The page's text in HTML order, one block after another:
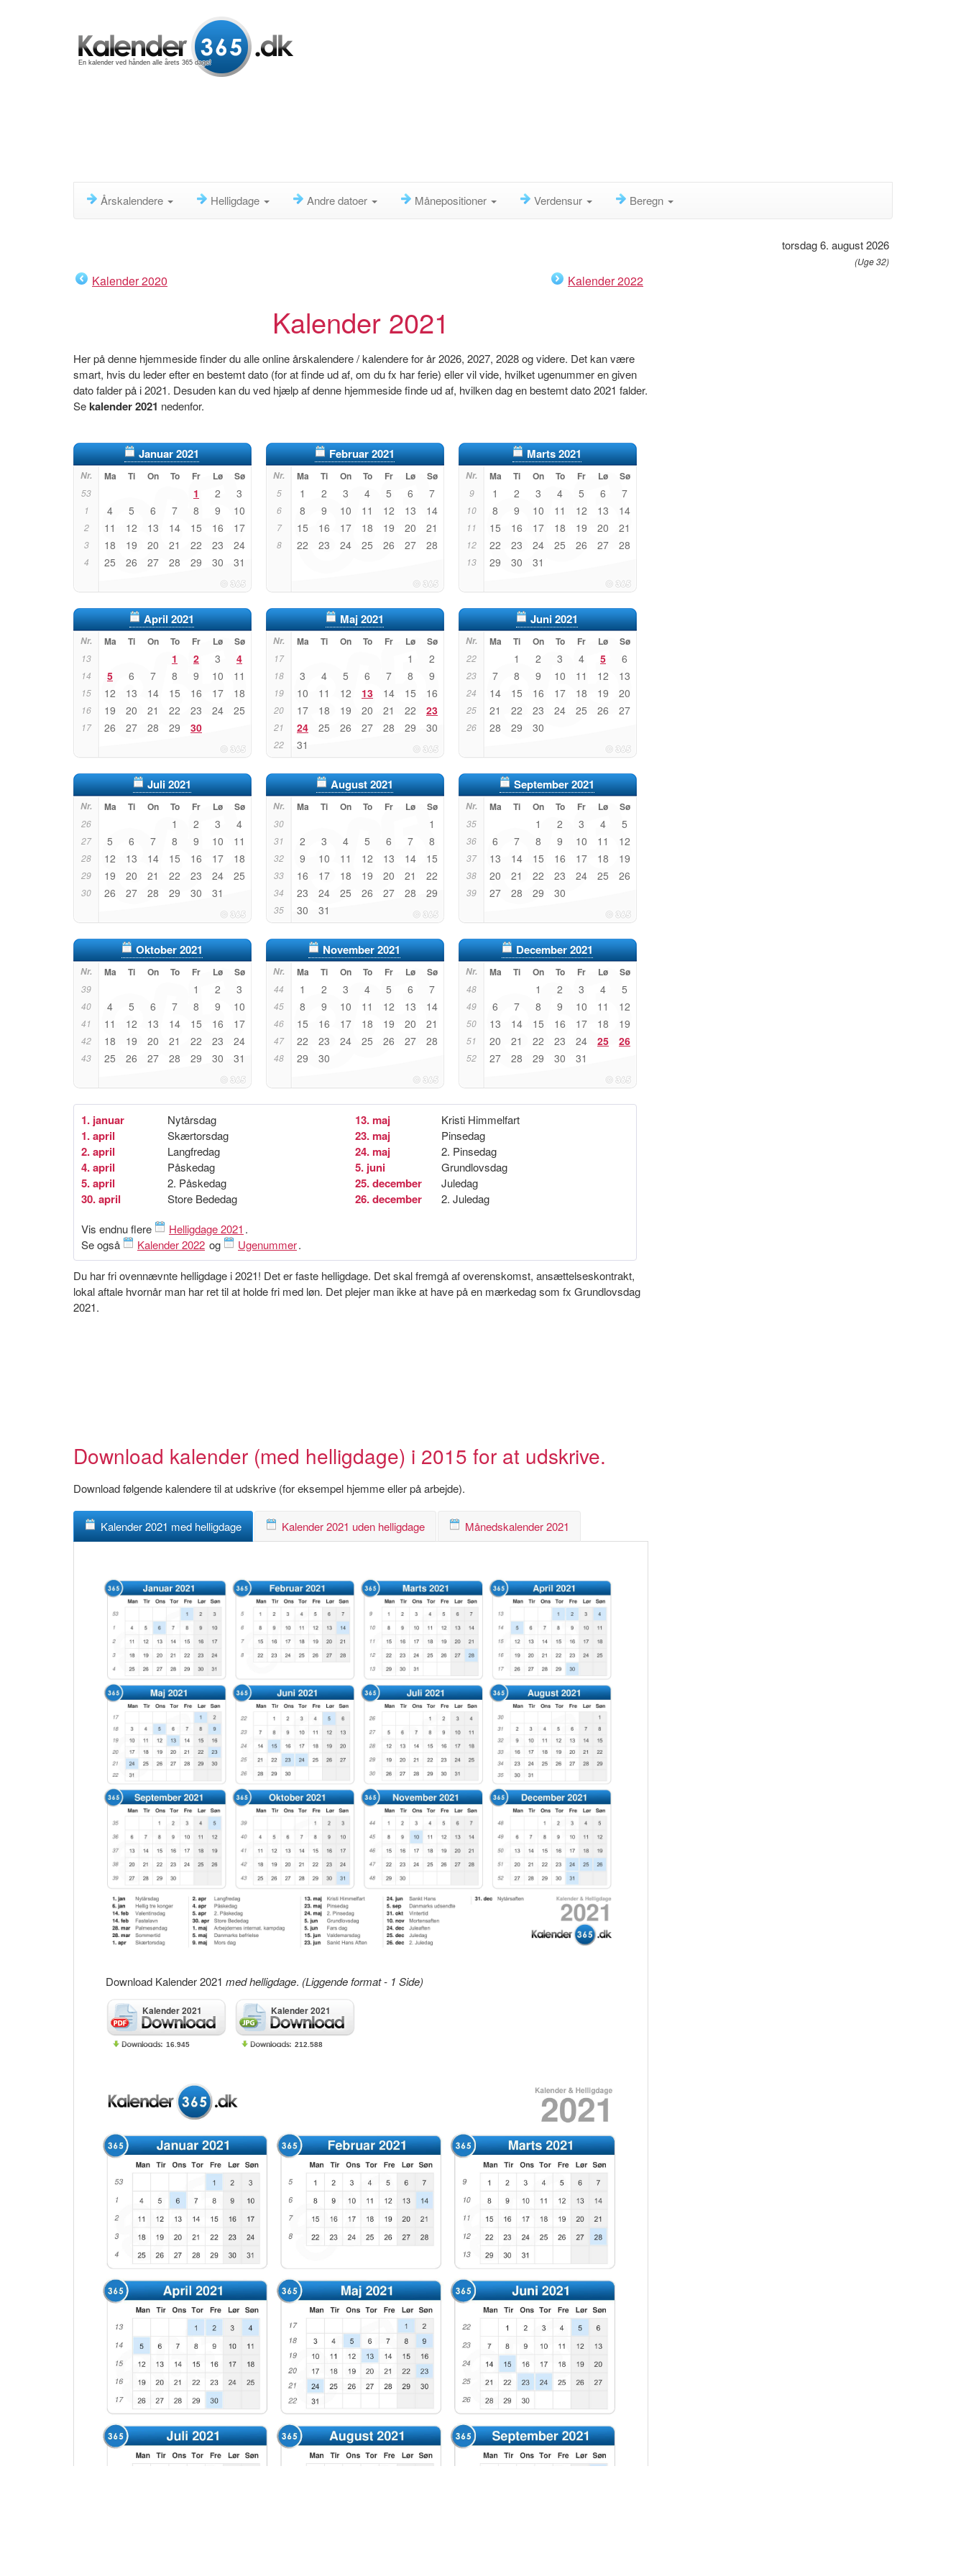
En kalender ved hånden alle årets 365 dage!
Årskalendere Helligdage Andre datoer Månepositioner Verdensur Beregn
torsdag 6. august 2026
(Uge 32)
Kalender 2020 Kalender 2022
Kalender 2021
Her på denne hjemmeside finder du alle online årskalendere / kalendere for år 2026, 2027, 2028 og videre. Det kan være
smart, hvis du leder efter en bestemt dato (for at finde ud af, om du fx har ferie) eller vil vide, hvilket ugenummer en given
dato falder på i 2021. Desuden kan du ved hjælp af denne hjemmeside finde ud af, hvilken dag en bestemt dato 2021 falder.
Sekalender 2021 nedenfor.
Januar 2021
Nr. Ma Ti On To Fr Lø Sø
53 1 2 3
1 4 5 6 7 8 9 10
2 11 12 13 14 15 16 17
3 18 19 20 21 22 23 24
4 25 26 27 28 29 30 31
Februar 2021
Nr. Ma Ti On To Fr Lø Sø
5 1 2 3 4 5 6 7
6 8 9 10 11 12 13 14
7 15 16 17 18 19 20 21
8 22 23 24 25 26 27 28
Marts 2021
Nr. Ma Ti On To Fr Lø Sø
9 1 2 3 4 5 6 7
10 8 9 10 11 12 13 14
11 15 16 17 18 19 20 21
12 22 23 24 25 26 27 28
13 29 30 31
April 2021
Nr. Ma Ti On To Fr Lø Sø
13 1 2 3 4
14 5 6 7 8 9 10 11
15 12 13 14 15 16 17 18
16 19 20 21 22 23 24 25
17 26 27 28 29 30
Maj 2021
Nr. Ma Ti On To Fr Lø Sø
17 1 2
18 3 4 5 6 7 8 9
19 10 11 12 13 14 15 16
20 17 18 19 20 21 22 23
21 24 25 26 27 28 29 30
22 31
Juni 2021
Nr. Ma Ti On To Fr Lø Sø
22 1 2 3 4 5 6
23 7 8 9 10 11 12 13
24 14 15 16 17 18 19 20
25 21 22 23 24 25 26 27
26 28 29 30
Juli 2021
Nr. Ma Ti On To Fr Lø Sø
26 1 2 3 4
27 5 6 7 8 9 10 11
28 12 13 14 15 16 17 18
29 19 20 21 22 23 24 25
30 26 27 28 29 30 31
August 2021
Nr. Ma Ti On To Fr Lø Sø
30 1
31 2 3 4 5 6 7 8
32 9 10 11 12 13 14 15
33 16 17 18 19 20 21 22
34 23 24 25 26 27 28 29
35 30 31
September 2021
Nr. Ma Ti On To Fr Lø Sø
35 1 2 3 4 5
36 6 7 8 9 10 11 12
37 13 14 15 16 17 18 19
38 20 21 22 23 24 25 26
39 27 28 29 30
Oktober 2021
Nr. Ma Ti On To Fr Lø Sø
39 1 2 3
40 4 5 6 7 8 9 10
41 11 12 13 14 15 16 17
42 18 19 20 21 22 23 24
43 25 26 27 28 29 30 31
November 2021
Nr. Ma Ti On To Fr Lø Sø
44 1 2 3 4 5 6 7
45 8 9 10 11 12 13 14
46 15 16 17 18 19 20 21
47 22 23 24 25 26 27 28
48 29 30
December 2021
Nr. Ma Ti On To Fr Lø Sø
48 1 2 3 4 5
49 6 7 8 9 10 11 12
50 13 14 15 16 17 18 19
51 20 21 22 23 24 25 26
52 27 28 29 30 31
1. januar Nytårsdag
1. april Skærtorsdag
2. april Langfredag
4. april Påskedag
5. april 2. Påskedag
30. april Store Bededag
13. maj Kristi Himmelfart
23. maj Pinsedag
24. maj 2. Pinsedag
5. juni Grundlovsdag
25. december Juledag
26. december
2. Juledag
Vis endnu flere
Helligdage 2021 .
Se også
Kalender 2022 og Ugenummer.
Du har fri ovennævnte helligdage i 2021! Det er faste helligdage. Det skal fremgå af overenskomst, ansættelseskontrakt,
lokal aftale hvornår man har ret til at holde fri med løn. Det plejer man ikke at have på en mærkedag som fx Grundlovsdag
2021.
Download kalender (med helligdage) i 2015 for at udskrive.
Download følgende kalendere til at udskrive (for eksempel hjemme eller på arbejde).
Kalender 2021 med helligdage Kalender 2021 uden helligdage Månedskalender 2021
Download Kalender 2021 med helligdage. (Liggende format - 1 Side)
Kalender 2021
16.945
Kalender 2021
212.588